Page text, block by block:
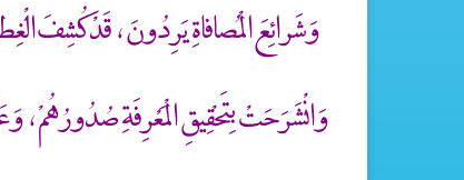
وَشَرائِعَ الْمُصافاةِ يَرِدُونَ ، قَدْ كُشِفَ
وَانْشَرَحَتْ بِتَحْقِيقِ الْمَعْرِفَةِ صُدُورُهُمْ ،